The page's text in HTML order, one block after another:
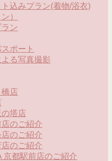
込みプラン(着物/浴衣)
）
ン
ポート
る写真撮影
橋店
の塔店
店のご紹介
店のご紹介
店のご紹介
京都駅前店のご紹介